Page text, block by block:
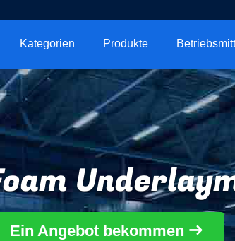
Kategorien Produkte
Ein Angebot bekommen